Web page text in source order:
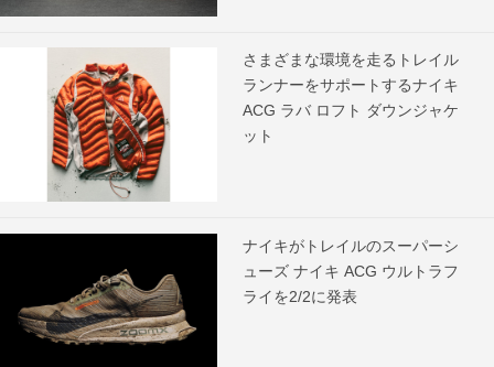
さまざまな環境を走るトレイル
ランナーをサポートするナイキ
ACG ラバ ロフト ダウンジャケ
ット
ナイキがトレイルのスーパーシ
ューズ ナイキ ACG ウルトラフ
ライを2/2に発表